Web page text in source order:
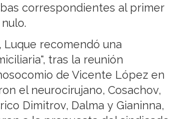
correspondientes al primer
Luque recomendó una
tras la reunión
de Vicente López en
el neurocirujano, Cosachov,
Dimitrov, Dalma y Gianinna,